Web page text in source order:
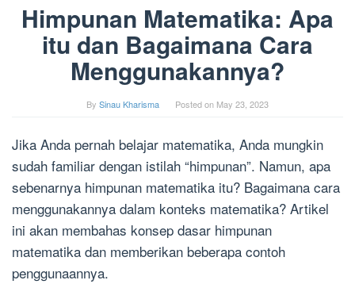
Himpunan Matematika: Apa
itu dan Bagaimana Cara
Menggunakannya?
By Sinau Kharisma Posted on May 23, 2023
Jika Anda pernah belajar matematika, Anda mungkin
sudah familiar dengan istilah “himpunan”. Namun, apa
sebenarnya himpunan matematika itu? Bagaimana cara
menggunakannya dalam konteks matematika? Artikel
ini akan membahas konsep dasar himpunan
matematika dan memberikan beberapa contoh
penggunaannya.